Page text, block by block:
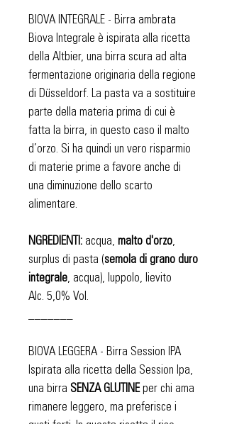
BIOVA INTEGRALE - Birra ambrata
Biova Integrale è ispirata alla ricetta
della Altbier, una birra scura ad alta
fermentazione originaria della regione
di Düsseldorf. La pasta va a sostituire
parte della materia prima di cui è
fatta la birra, in questo caso il malto
d’orzo. Si ha quindi un vero risparmio
di materie prime a favore anche di
una diminuzione dello scarto
alimentare.
NGREDIENTI: acqua, malto d'orzo
surplus di pasta (semola di grano duro
integrale , acqua), luppolo, lievito
Alc. 5,0% Vol.
BIOVA LEGGERA - Birra Session IPA
Ispirata alla ricetta della Session Ipa,
una birra SENZA GLUTINE per chi ama
rimanere leggero, ma preferisce i